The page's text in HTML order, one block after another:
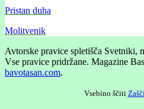
Pristan duha
Molitvenik
Avtorske pravice spletišča Svetniki,
Vse pravice pridržane. Magazine
bavotasan.com.
Vsebino ščiti